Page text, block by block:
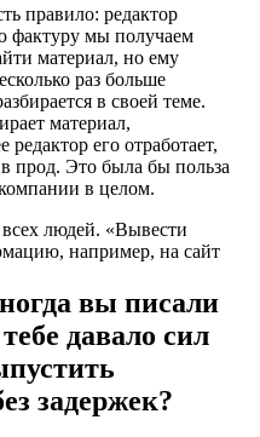
правило: редактор
фактуру мы получаем
материал, но ему
раз больше
в своей теме.
материал,
редактор его отработает,
прод. Это была бы польза
в целом.
людей. «Вывести
например, на сайт
вы писали
давало сил
задержек?